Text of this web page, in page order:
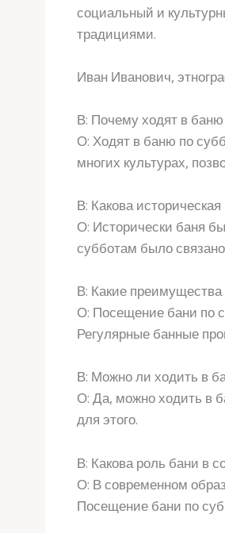
социальный и
традициями.
Иван Иванович,
В: Почему ходят в
О: Ходят в баню по
многих культурах,
В: Какова
О: Исторически баня
субботам было
В: Какие
О: Посещение бани по
Регулярные банные
В: Можно ли ходить в
О: Да, можно ходить в
для этого.
В: Какова роль бани в
О: В современном
Посещение бани по